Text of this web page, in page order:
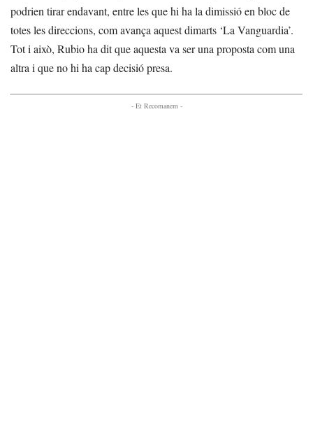
podrien tirar endavant, entre les que hi ha la dimissió en bloc de
totes les direccions, com avança aquest dimarts ‘La Vanguardia’.
Tot i això, Rubio ha dit que aquesta va ser una proposta com una
altra i que no hi ha cap decisió presa.
- Et Recomanem -